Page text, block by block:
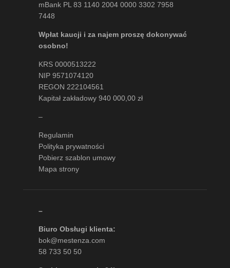
mBank PL 83 1140 2004 0000 3302 7958
7448
Wpłat kaucji i za najem proszę dokonywać
osobno!
KRS 0000513222
NIP 9571074120
REGON 222104561
Kapitał zakładowy 940 000,00 zł
–
Regulamin
Polityka prywatności
Pobierz szablon umowy
Mapa strony
–
Biuro Obsługi klienta:
bok@mestenza.com
58 733 50 50